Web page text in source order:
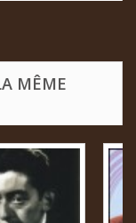
MÊME